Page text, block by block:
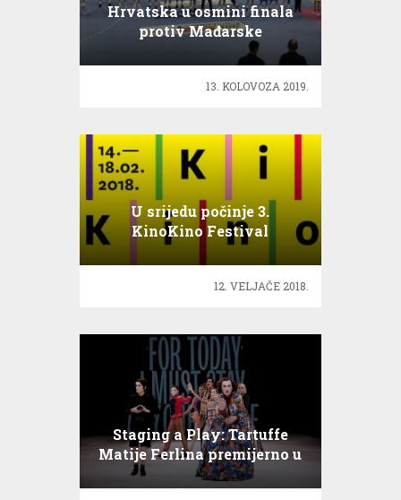
Hrvatska u osmini finala
protiv Mađarske
13. KOLOVOZA 2019.
U srijedu počinje 3.
KinoKino Festival
12. VELJAČE 2018.
Staging a Play: Tartuffe
Matije Ferlina premijerno u
Puli